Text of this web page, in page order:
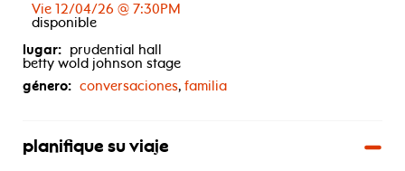
Vie 12/04/26 @ 7:30PM
disponible
lugar: prudential hall
betty wold johnson stage
género: conversaciones, familia
planifique su viaje